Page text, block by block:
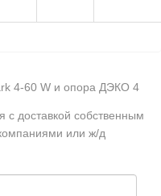
4-60 W и опора ДЭКО 4
доставкой собственным
или ж/д